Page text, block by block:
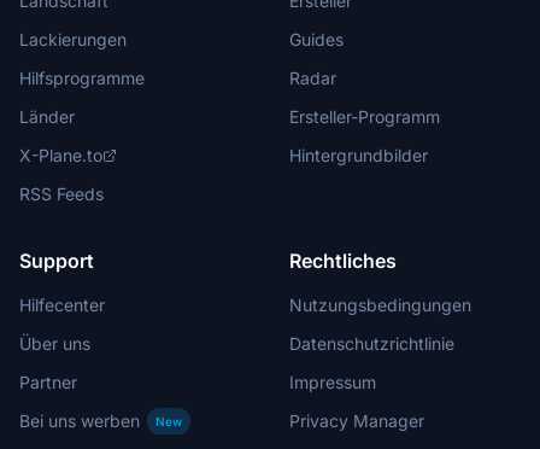
Lackierungen
Hilfsprogramme
Länder
X-Plane.to
RSS Feeds
Guides
Radar
Ersteller-Programm
Hintergrundbilder
Support
Hilfecenter
Über uns
Partner
Bei uns werben
New
Rechtliches
Nutzungsbedingungen
Datenschutzrichtlinie
Impressum
Privacy Manager